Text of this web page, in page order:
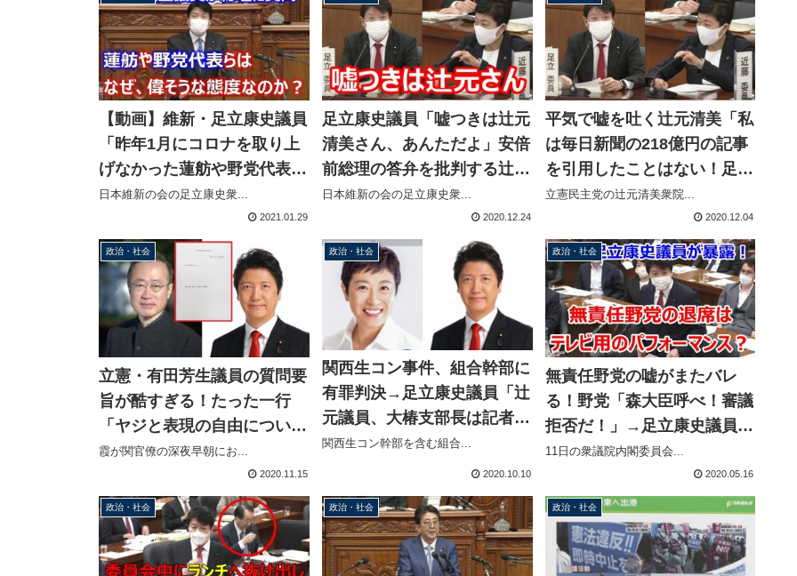
【動画】維新・足立康史議員
「昨年1月にコロナを取り上
げなかった蓮舫や野党代表
が、なぜ偉そうな態度をとる
ことができるのか？」本会議
で総理に質問
日本維新の会の足立康史衆...
2021.01.29
足立康史議員「嘘つきは辻元
清美さん、あんただよ」安倍
前総理の答弁を批判する辻元
氏に憲法審での虚偽発言を指
日本維新の会の足立康史衆...
2020.12.24
平気で嘘を吐く辻元清美「私
は毎日新聞の218億円の記事
を引用したことはない！足立
康史議員に訂正を求めま
す！」→ツイッターで記事を
引用してました
立憲民主党の辻元清美衆院...
2020.12.04
政治・社会
立憲・有田芳生議員の質問要
旨が酷すぎる！たった一行
「ヤジと表現の自由につい
て」で法務大臣の出席要求
足立康史議員と比較してみる
と・・・
霞が関官僚の深夜早朝にお...
2020.11.15
政治・社会
関西生コン事件、組合幹部に
有罪判決→足立康史議員「辻
元議員、大椿支部長は記者会
見を開き深い関係を弁明すべ
関西生コン幹部を含む組合...
2020.10.10
政治・社会
無責任野党の嘘がまたバレ
る！野党「森大臣呼べ！審議
拒否だ！」→足立康史議員
「副大臣や政務官に通告せ
ず、呼ばなかったのは野党な
のに」
11日の衆議院内閣委員会...
2020.05.16
政治・社会 政治・社会 政治・社会